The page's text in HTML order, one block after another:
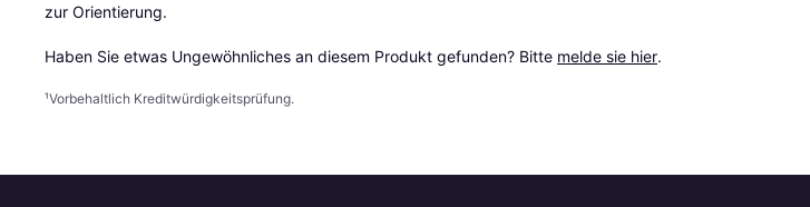
zur Orientierung.
Haben Sie etwas Ungewöhnliches an diesem Produkt gefunden? Bitte melde sie hier.
¹Vorbehaltlich Kreditwürdigkeitsprüfung.